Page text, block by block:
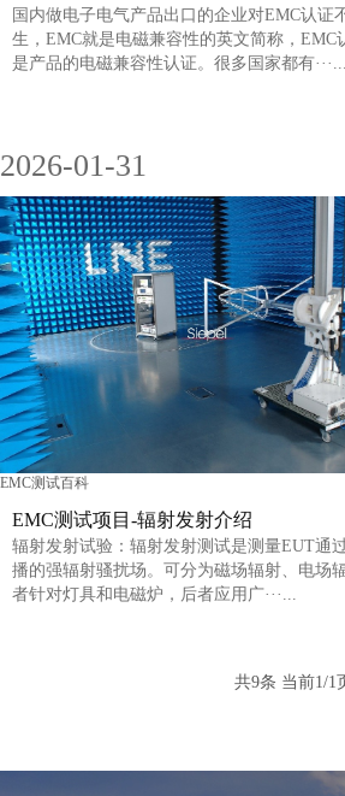
国内做电子电气产品出口的企业对EMC认证
生，EMC就是电磁兼容性的英文简称，EMC
是产品的电磁兼容性认证。很多国家都有···...
2026-01-31
EMC测试百科
EMC测试项目-辐射发射介绍
辐射发射试验：辐射发射测试是测量EUT通
播的强辐射骚扰场。可分为磁场辐射、电场
者针对灯具和电磁炉，后者应用广···...
共9条 当前1/1